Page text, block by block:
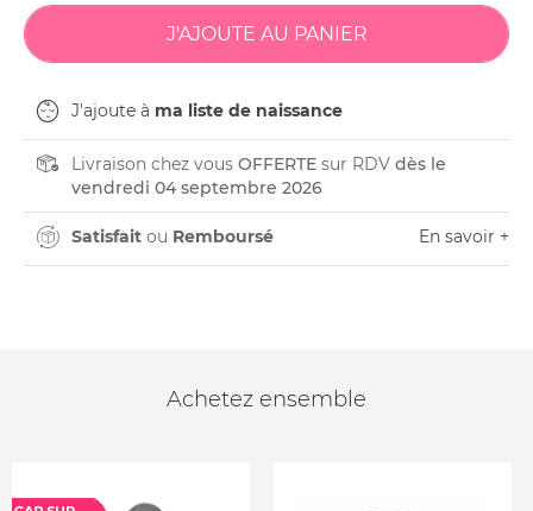
J'ajoute à ma liste de naissance
Livraison chez vous OFFERTE sur RDV dès le
vendredi 04 septembre 2026
Satisfait ou Remboursé En savoir +
Achetez ensemble